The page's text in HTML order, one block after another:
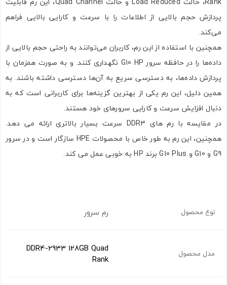
پردازش حجم بالایی از اطلاعات را با سرعت و کارایی بالایی فراهم
می‌کند.
همچنین با استفاده از این رم، کاربران می‌توانند به راحتی حجم بالایی از
داده‌ها را در حافظه سرور G10 HP نگهداری کنند. و به صورت همزمان با
پردازش داده‌ها، به دسترسی سریع به آن‌ها دسترسی داشته باشند. به
همین دلیل، این رم یکی از بهترین گزینه‌ها برای کاربرانی است که به
دنبال افزایش سرعت و کارایی سرورهای خود هستند.
در مقایسه با رم های DDR3 سرعت بسیار بالاتری ارائه می دهد.
همچنین، این رم به طور خاص با محصولات HPE سازگار است و در سرور
G9 و G10 و G10 Plus برند HP به خوبی عمل می کند.
نوع محصول رم سرور
مدل محصول
DDR4-2933 128GB Quad
Rank